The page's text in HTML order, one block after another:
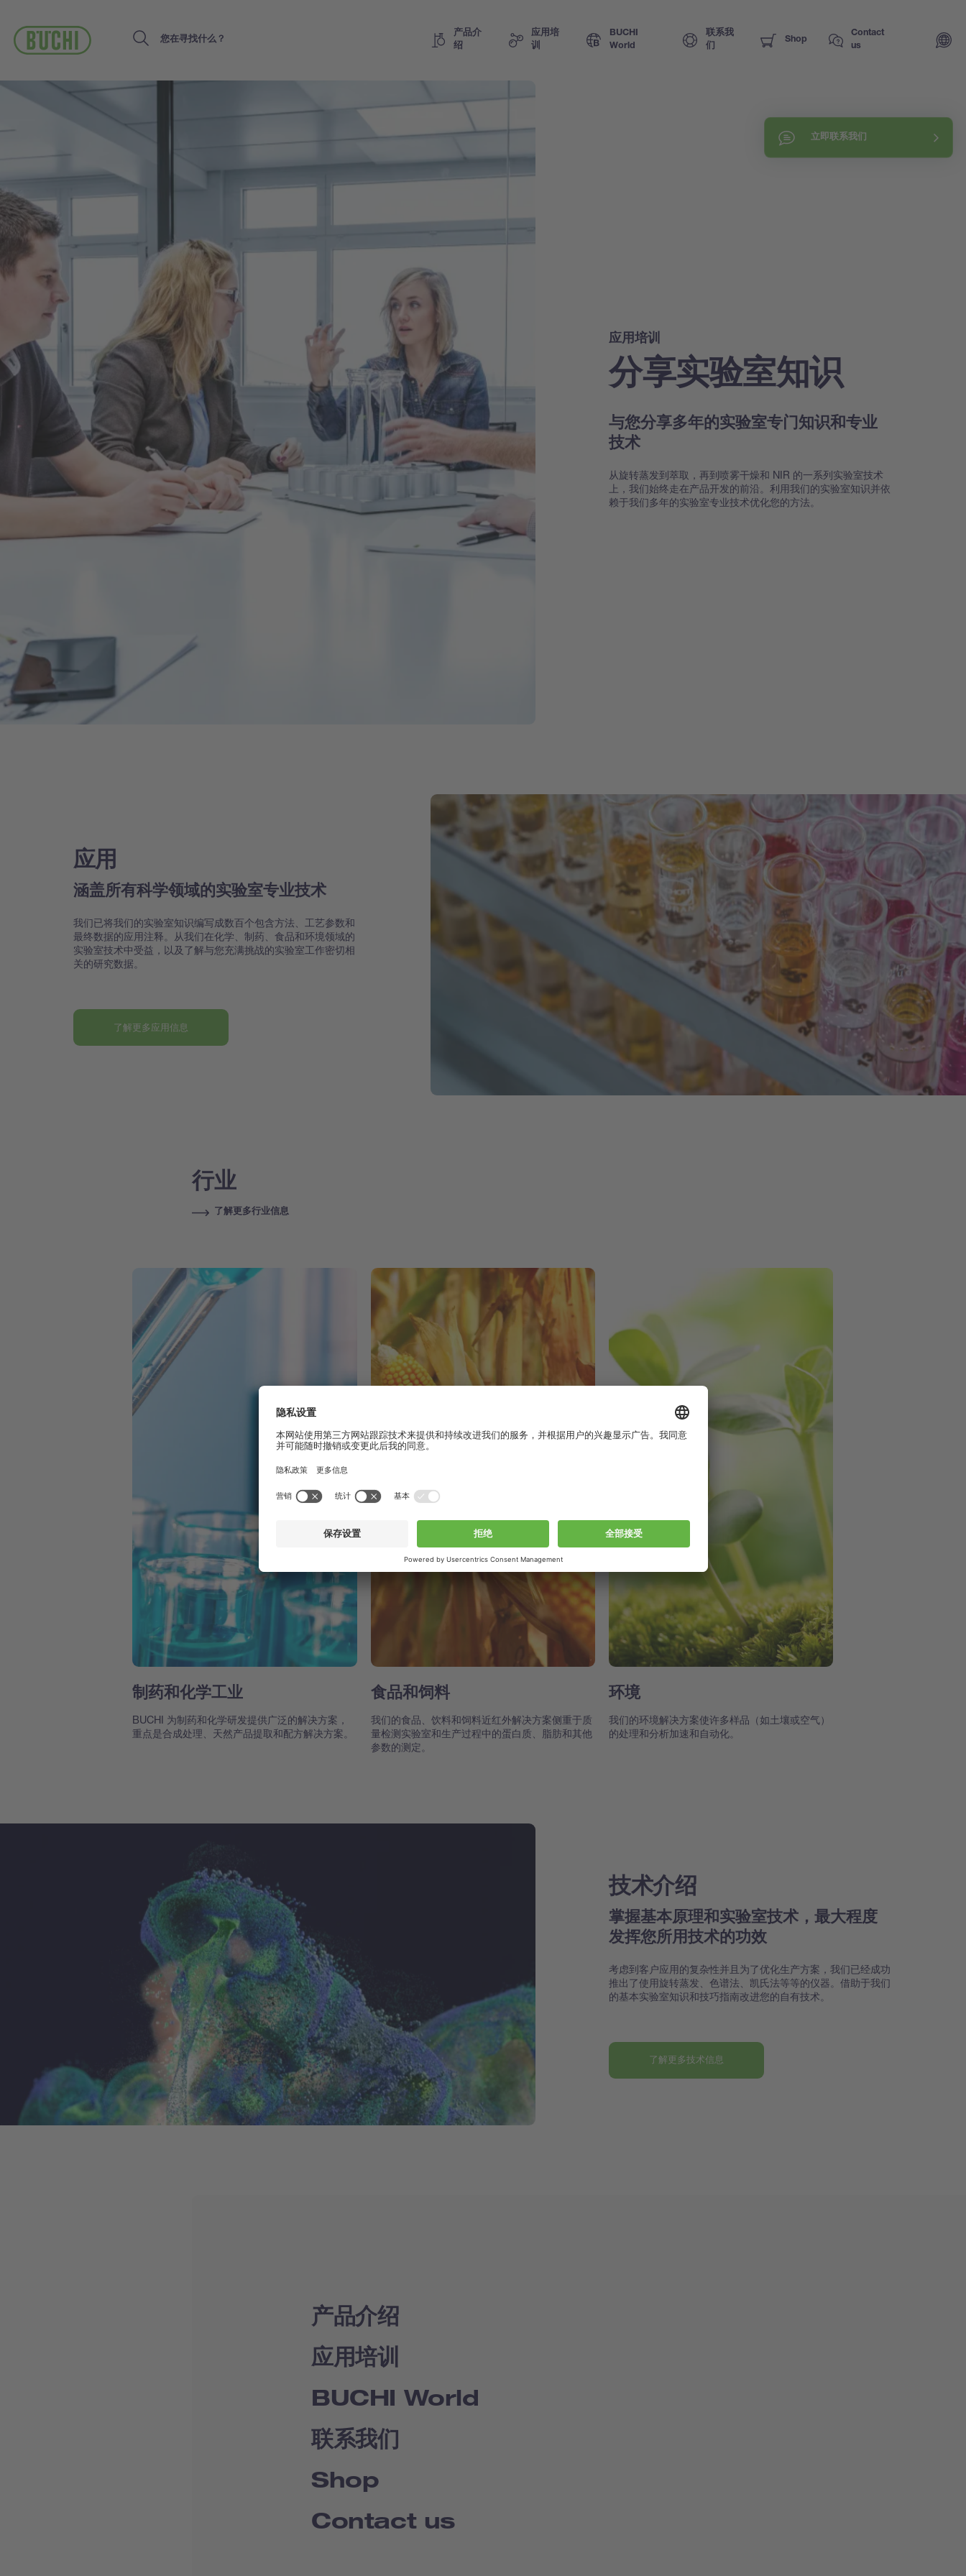
Search
产品介
绍
应用培
训
BUCHI
World
联系我
们
Shop
Contact
us
立即联系我们
应用培训
分享实验室知识
与您分享多年的实验室专门知识和专业
技术
从旋转蒸发到萃取，再到喷雾干燥和 NIR 的一系列实验室技术
上，我们始终走在产品开发的前沿。利用我们的实验室知识并依
赖于我们多年的实验室专业技术优化您的方法。
应用
涵盖所有科学领域的实验室专业技术
我们已将我们的实验室知识编写成数百个包含方法、工艺参数和
最终数据的应用注释。从我们在化学、制药、食品和环境领域的
实验室技术中受益，以及了解与您充满挑战的实验室工作密切相
关的研究数据。
了解更多应用信息
行业
了解更多行业信息
制药和化学工业
BUCHI 为制药和化学研发提供广泛的解决方案，
重点是合成处理、天然产品提取和配方解决方案。
食品和饲料
我们的食品、饮料和饲料近红外解决方案侧重于质
量检测实验室和生产过程中的蛋白质、脂肪和其他
参数的测定。
环境
我们的环境解决方案使许多样品（如土壤或空气）
的处理和分析加速和自动化。
技术介绍
掌握基本原理和实验室技术，最大程度
发挥您所用技术的功效
考虑到客户应用的复杂性并且为了优化生产方案，我们已经成功
推出了使用旋转蒸发、色谱法、凯氏法等等的仪器。借助于我们
的基本实验室知识和技巧指南改进您的自有技术。
了解更多技术信息
产品介绍
应用培训
BUCHI World
联系我们
Shop
Contact us